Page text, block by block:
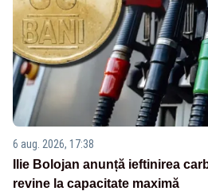
6 aug. 2026, 17:38
Ilie Bolojan anunță ieftinirea
revine la capacitate maximă